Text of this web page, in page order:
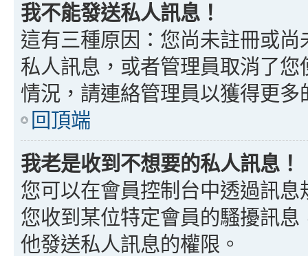
我不能發送私人訊息！
這有三種原因：您尚未註冊或
私人訊息，或者管理員取消了
情況，請連絡管理員以獲得更多
回頂端
我老是收到不想要的私人訊息！
您可以在會員控制台中透過訊
您收到某位特定會員的騷擾訊
他發送私人訊息的權限。